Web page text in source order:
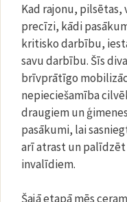
Kad rajonu, pilsētas,
precīzi, kādi
kritisko darbību,
savu darbību. Šīs
brīvprātīgo
nepieciešamība
draugiem un
pasākumi, lai
arī atrast un
invalīdiem.
Šajā etapā mēs